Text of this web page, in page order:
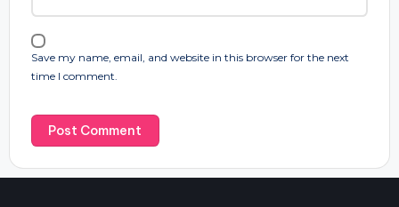
Save my name, email, and website in this browser for the next
time I comment.